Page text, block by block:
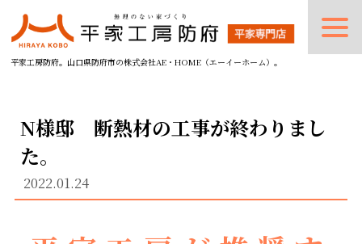
平家工房防府。山口県防府市の株式会社AE・HOME（エーイーホーム）。
N様邸 断熱材の工事が終わりまし
た。
2022.01.24